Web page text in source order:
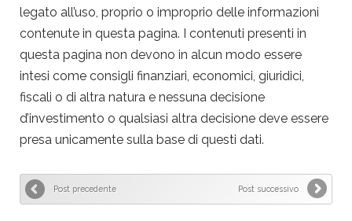
legato all’uso, proprio o improprio delle informazioni
contenute in questa pagina. I contenuti presenti in
questa pagina non devono in alcun modo essere
intesi come consigli finanziari, economici, giuridici,
fiscali o di altra natura e nessuna decisione
d’investimento o qualsiasi altra decisione deve essere
presa unicamente sulla base di questi dati.
Post precedente Post successivo